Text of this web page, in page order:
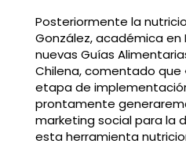
Posteriormente la
González, académica en
nuevas Guías
Chilena, comentado
etapa de
prontamente
marketing social para la
esta herramienta